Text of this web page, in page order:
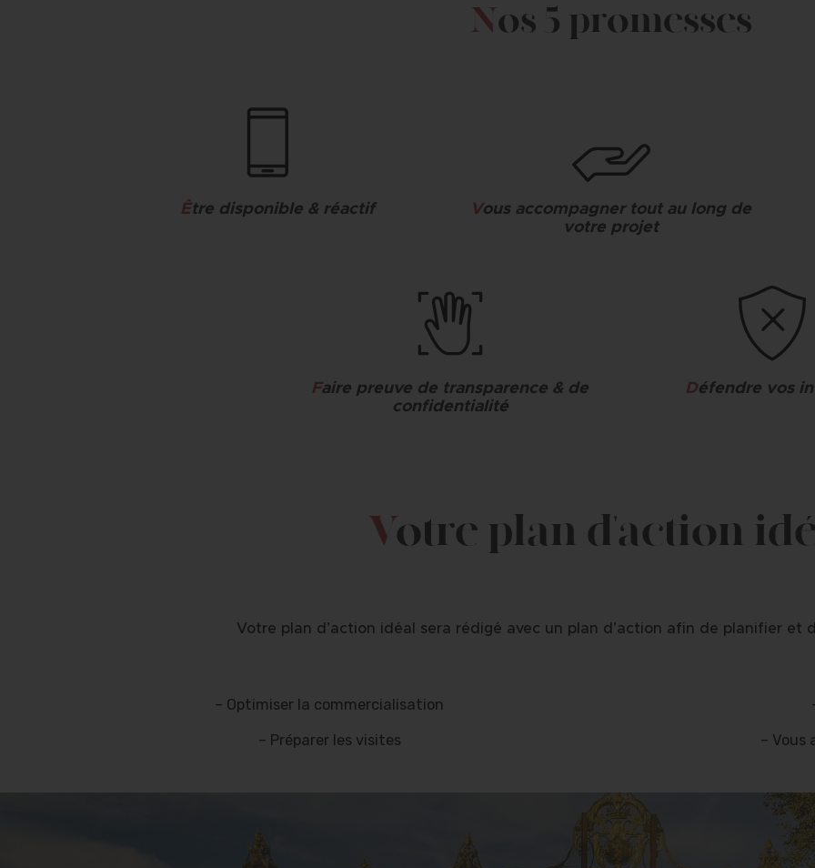
Nos 5 promesses
Être disponible & réactif Vous accompagner tout au long de
votre projet
Faire preuve de transparence & de
confidentialité
Défendre vos
Votre plan d'action
Votre plan d’action idéal sera rédigé avec un plan d’action afin de planifier et
– Optimiser la commercialisation
– Préparer les visites – Vous